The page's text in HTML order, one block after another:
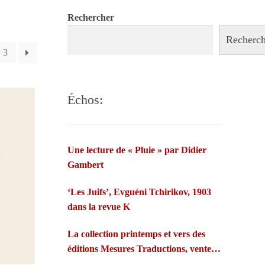
3
Rechercher
Échos:
Une lecture de « Pluie » par Didier
Gambert
‘Les Juifs’, Evguéni Tchirikov, 1903
dans la revue K
La collection printemps et vers des
éditions Mesures Traductions, vente